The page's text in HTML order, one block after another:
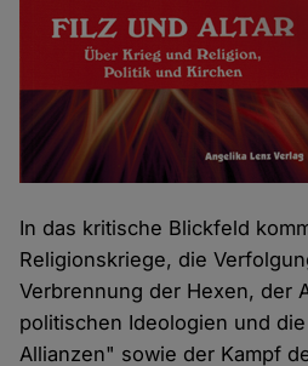
In das kritische Blickfeld
Religionskriege, die
Verbrennung der Hexen, der
politischen Ideologien und
Allianzen" sowie der Kampf